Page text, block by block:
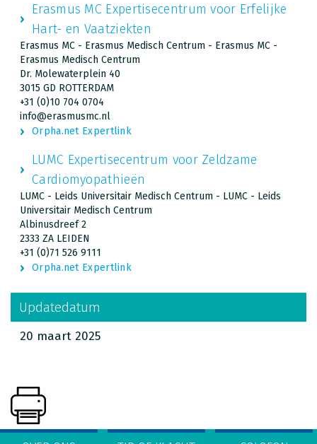
Erasmus MC Expertisecentrum voor Erfelijke
Hart- en Vaatziekten
Erasmus MC - Erasmus Medisch Centrum - Erasmus MC -
Erasmus Medisch Centrum
Dr. Molewaterplein 40
3015 GD ROTTERDAM
+31 (0)10 704 0704
info@erasmusmc.nl
Orpha.net Expertlink
LUMC Expertisecentrum voor Zeldzame
Cardiomyopathieën
LUMC - Leids Universitair Medisch Centrum - LUMC - Leids
Universitair Medisch Centrum
Albinusdreef 2
2333 ZA LEIDEN
+31 (0)71 526 9111
Orpha.net Expertlink
Updatedatum
20 maart 2025